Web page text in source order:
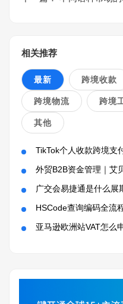
相关推荐
最新 跨境收款
跨境物流 跨境
其他
TikTok个人收款跨境支
外贸B2B资金管理｜艾
广交会易捷通是什么展
HSCode查询编码全流
亚马逊欧洲站VAT怎么